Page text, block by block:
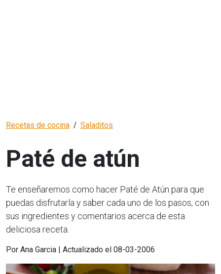
Recetas de cocina Saladitos
Paté de atún
Te enseñaremos como hacer Paté de Atún para que
puedas disfrutarla y saber cada uno de los pasos, con
sus ingredientes y comentarios acerca de esta
deliciosa receta.
Por Ana Garcia | Actualizado el 08-03-2006